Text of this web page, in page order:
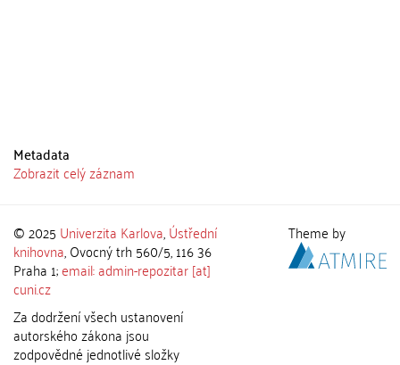
Metadata
Zobrazit celý záznam
© 2025 Univerzita Karlova,Ústřední
knihovna, Ovocný trh 560/5, 116 36
Praha 1;email: admin-repozitar [at]
cuni.cz
Za dodržení všech ustanovení
autorského zákona jsou
zodpovědné jednotlivé složky
Theme by